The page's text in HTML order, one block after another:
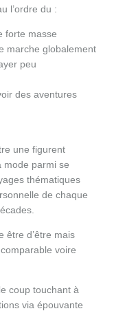
l’ordre du :
forte masse
marche globalement
peu
des aventures
une figurent
mode parmi se
thématiques
de chaque
être d’être mais
voire
coup touchant à
via épouvante